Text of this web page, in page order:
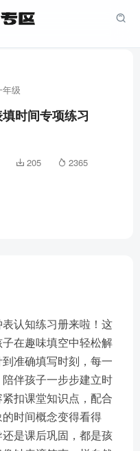
年级
时间专项练习
205
2365
认知练习册来啦！这
在趣味填空中轻松解
准确填写时刻，每一
伴孩子一步步建立时
扣课堂知识点，配合
时间概念变得看得
是课后巩固，都是孩